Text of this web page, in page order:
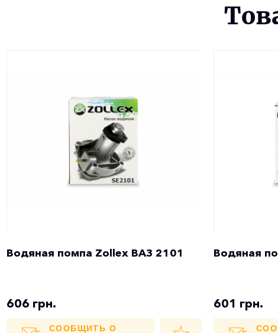
Водяная помпа Zollex ВАЗ 2101
606 грн.
СООБЩИТЬ О
Водяная
601 грн.